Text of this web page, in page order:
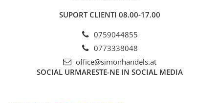
SUPORT CLIENTI 08.00-17.00
0759044855
0773338048
office@simonhandels.at
SOCIAL URMARESTE-NE IN SOCIAL MEDIA